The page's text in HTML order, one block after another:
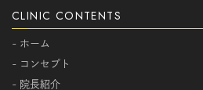
CLINIC CONTENTS
- ホーム
- コンセプト
- 院長紹介